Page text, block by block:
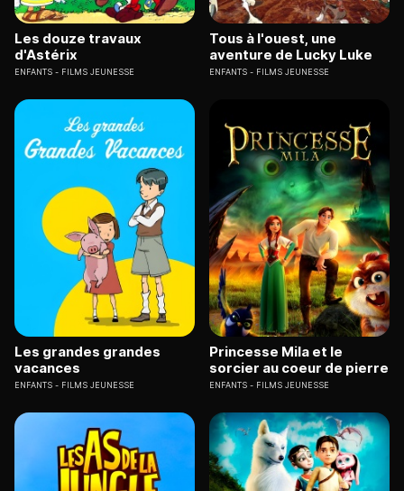
Les douze travaux
d'Astérix
ENFANTS FILMS JEUNESSE
Tous à l'ouest, une
aventure de Lucky Luke
ENFANTS FILMS JEUNESSE
Les grandes grandes
vacances
ENFANTS FILMS JEUNESSE
Princesse Mila et le
sorcier au coeur de pierre
ENFANTS FILMS JEUNESSE